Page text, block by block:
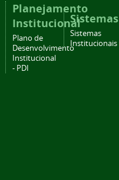
Planejamento
Institucional
Plano de
Desenvolvimento
Institucional
- PDI
Sistemas
Sistemas
Institucionais